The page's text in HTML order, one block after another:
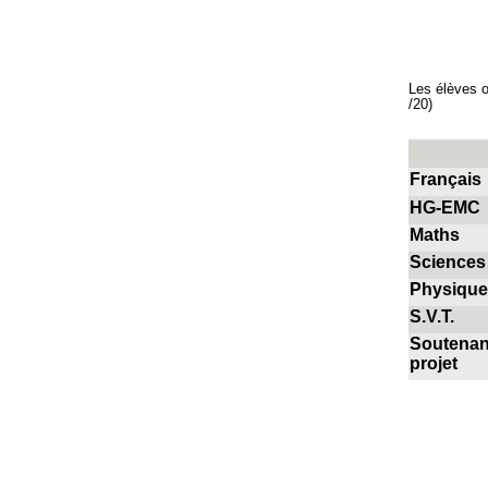
Les élèves
/20)
Français
HG-EMC
Maths
Sciences
S.V.T.
projet